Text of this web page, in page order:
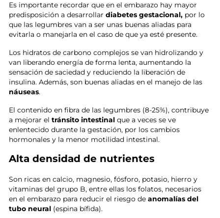
Es importante recordar que en el embarazo hay mayor
predisposición a desarrollar diabetes gestacional,por lo
que las legumbres van a ser unas buenas aliadas para
evitarla o manejarla en el caso de que ya esté presente.
Los hidratos de carbono complejos se van hidrolizando y
van liberando energía de forma lenta, aumentando la
sensación de saciedad y reduciendo la liberación de
insulina. Además, son buenas aliadas en el manejo de las
náuseas.
El contenido en fibra de las legumbres (8-25%), contribuye
a mejorar el tránsito intestinalque a veces se ve
enlentecido durante la gestación, por los cambios
hormonales y la menor motilidad intestinal.
Alta densidad de nutrientes
Son ricas en calcio, magnesio, fósforo, potasio, hierro y
vitaminas del grupo B, entre ellas los folatos, necesarios
en el embarazo para reducir el riesgo de anomalías del
tubo neural (espina bífida).